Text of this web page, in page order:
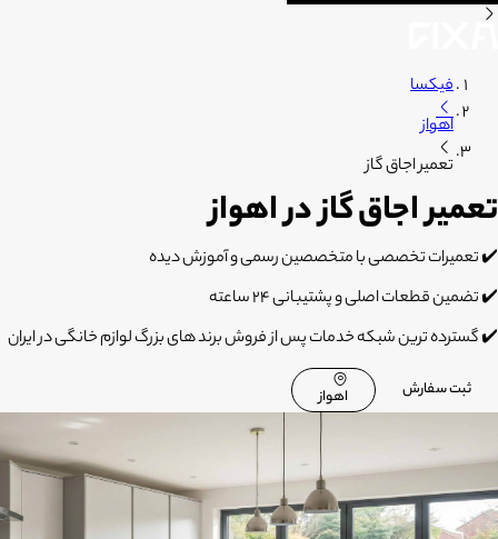
فیکسا
اهواز
تعمیر اجاق گاز
تعمیر اجاق گاز در اهواز
✔️ تعمیرات تخصصی با متخصصین رسمی و آموزش دیده
✔️ تضمین قطعات اصلی و پشتیبانی 24 ساعته
✔️ گسترده ترین شبکه خدمات پس از فروش برند های بزرگ لوازم خانگی در ایران
ثبت سفارش اهواز